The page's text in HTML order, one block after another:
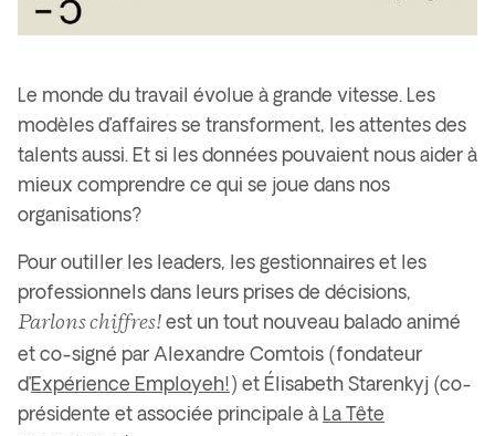
Le monde du travail évolue à grande vitesse. Les
modèles d’affaires se transforment, les attentes des
talents aussi. Et si les données pouvaient nous aider à
mieux comprendre ce qui se joue dans nos
organisations?
Pour outiller les leaders, les gestionnaires et les
professionnels dans leurs prises de décisions,
Parlons chiffres! est un tout nouveau balado animé
et co-signé par Alexandre Comtois (fondateur
d’Expérience Employeh!) et Élisabeth Starenkyj (co-
présidente et associée principale à La Tête